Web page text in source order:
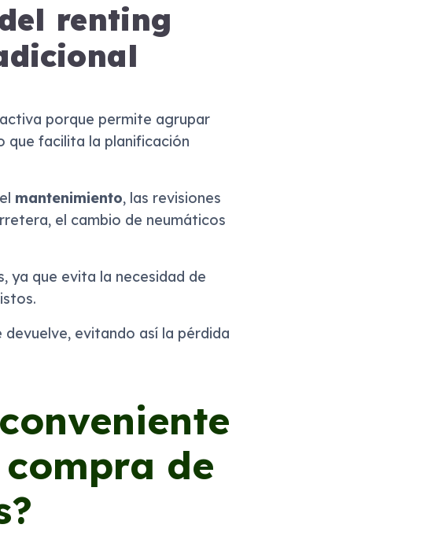
renting
porque permite agrupar
que facilita la planificación
mantenimiento, las revisiones
el cambio de neumáticos
ya que evita la necesidad de
evitando así la pérdida
de